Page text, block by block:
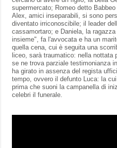
supermercato; Romeo detto
Alex, amici inseparabili, si sono
diventato irriconoscibile; il leader
cassamortaro; e Daniela, la
insieme", fa l'avvocata e ha un
quella cena, cui è seguita una
liceo, sarà traumatico: nella
se ne trova parziale testimonianza
ha girato in assenza del regista
tempo, ovvero il defunto Luca: la
prima che suoni la campanella di
celebri il funerale.